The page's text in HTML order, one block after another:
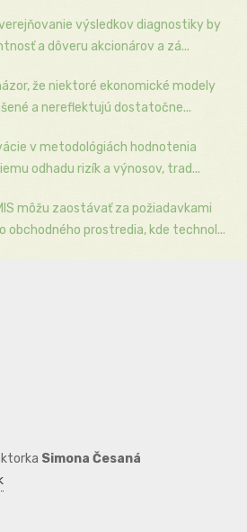
výsledkov diagnostiky by
a dôveru akcionárov a zá...
že niektoré ekonomické modely
a nereflektujú dostatočne...
v metodológiách hodnotenia
odhadu rizík a výnosov, trad...
môžu zaostávať za požiadavkami
obchodného prostredia, kde technol...
Simona Česaná